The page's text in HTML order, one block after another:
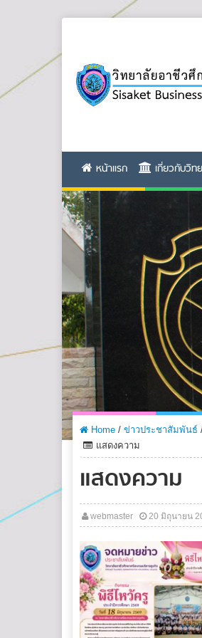
หน้าแรก เกี่ยวกับวิท
Home / ข่าวประชาสัมพันธ์
แสดงความ
แสดงความ
webmaster 20 มิถุนายน